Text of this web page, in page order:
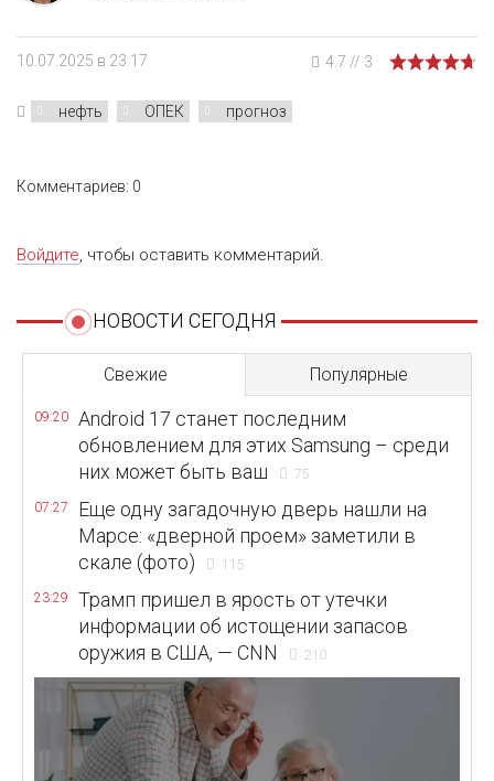
10.07.2025 в 23:17 4.7 // 3
нефть ОПЕК прогноз
Комментариев: 0
Войдите, чтобы оставить комментарий.
НОВОСТИ СЕГОДНЯ
Свежие Популярные
09:20
Android 17 станет последним
обновлением для этих Samsung – среди
них может быть ваш
75
07:27
Еще одну загадочную дверь нашли на
Марсе: «дверной проем» заметили в
скале (фото)
115
23:29
Трамп пришел в ярость от утечки
информации об истощении запасов
оружия в США, — CNN
210